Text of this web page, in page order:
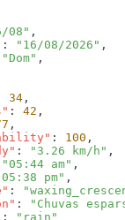
08"
: "16/08/2026"
"Dom"
34
: 42
: 100
: "3.26 km/h"
"05:44 am"
pm"
:
: "Chuvas
: